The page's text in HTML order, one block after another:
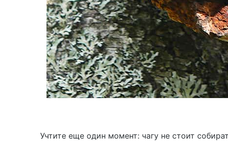
Учтите еще один момент: чагу не стоит